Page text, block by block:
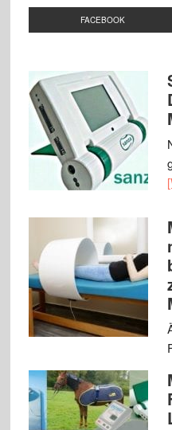
FACEBOOK